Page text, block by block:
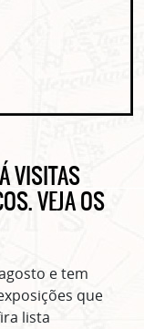
VISITAS
VEJA OS
e tem
que
lista